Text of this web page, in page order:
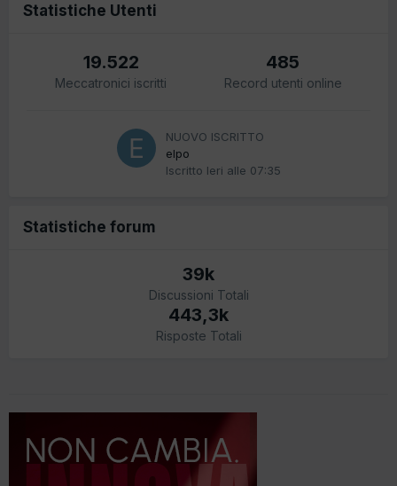
Statistiche Utenti
19.522
Meccatronici iscritti
485
Record utenti online
NUOVO ISCRITTO
elpo
Iscritto Ieri alle 07:35
Statistiche forum
39k
Discussioni Totali
443,3k
Risposte Totali